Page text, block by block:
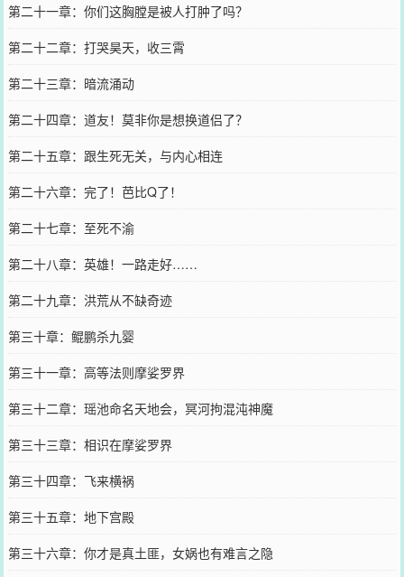
第二十一章：你们这胸膛是被人打肿了吗？
第二十二章：打哭昊天，收三霄
第二十三章：暗流涌动
第二十四章：道友！莫非你是想换道侣了？
第二十五章：跟生死无关，与内心相连
第二十六章：完了！芭比Q了！
第二十七章：至死不渝
第二十八章：英雄！一路走好……
第二十九章：洪荒从不缺奇迹
第三十章：鲲鹏杀九婴
第三十一章：高等法则摩娑罗界
第三十二章：瑶池命名天地会，冥河拘混沌神魔
第三十三章：相识在摩娑罗界
第三十四章：飞来横祸
第三十五章：地下宫殿
第三十六章：你才是真土匪，女娲也有难言之隐